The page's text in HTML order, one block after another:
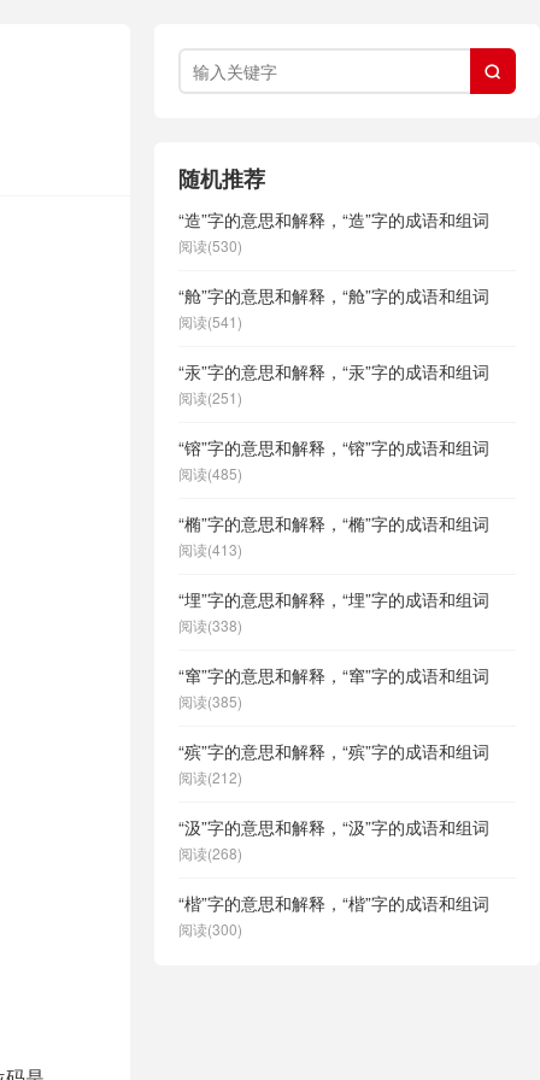

随机推荐
“造”字的意思和解释，“造”字的成语和组词
阅读(530)
“舱”字的意思和解释，“舱”字的成语和组词
阅读(541)
“汞”字的意思和解释，“汞”字的成语和组词
阅读(251)
“镕”字的意思和解释，“镕”字的成语和组词
阅读(485)
“椭”字的意思和解释，“椭”字的成语和组词
阅读(413)
“埋”字的意思和解释，“埋”字的成语和组词
阅读(338)
“窜”字的意思和解释，“窜”字的成语和组词
阅读(385)
“殡”字的意思和解释，“殡”字的成语和组词
阅读(212)
“汲”字的意思和解释，“汲”字的成语和组词
阅读(268)
“楷”字的意思和解释，“楷”字的成语和组词
阅读(300)